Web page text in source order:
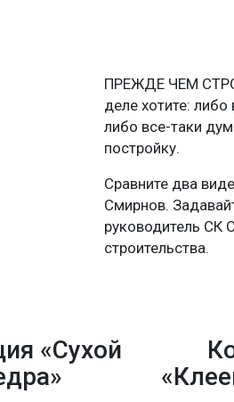
ПРЕЖДЕ ЧЕМ
деле хотите:
либо все-таки
постройку.
Сравните два
Смирнов.
руководитель СК
строительства.
«Сухой